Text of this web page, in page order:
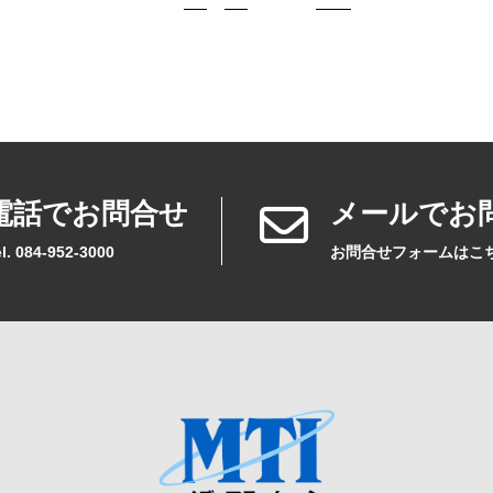
話でお問合せ
084-952-3000
メールでお
お問合せフォームはこ